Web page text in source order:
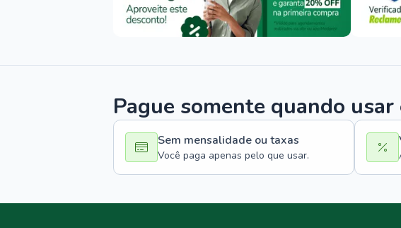
Pague somente quando
Sem mensalidade ou taxas
Você paga apenas pelo que usar.